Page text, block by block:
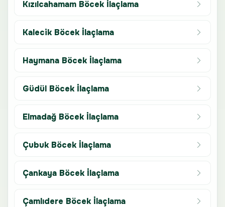
Kızılcahamam Böcek İlaçlama
Kalecik Böcek İlaçlama
Haymana Böcek İlaçlama
Güdül Böcek İlaçlama
Elmadağ Böcek İlaçlama
Çubuk Böcek İlaçlama
Çankaya Böcek İlaçlama
Çamlıdere Böcek İlaçlama